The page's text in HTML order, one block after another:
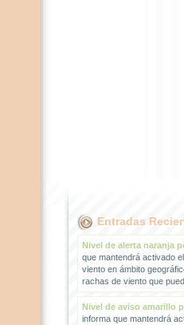
Entradas
Nivel de alerta naranja
que mantendrá activado
viento en ámbito
rachas de viento que
Nivel de aviso amarillo
informa que mantendrá